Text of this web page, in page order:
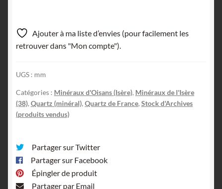
Ajouter à ma liste d’envies (pour facilement les
retrouver dans "Mon compte").
UGS : mm
Catégories : Minéraux d'Oisans (Isère), Minéraux de l'Isère
(38), Quartz (minéral), Quartz de France, Stock d'Archives
(produits vendus)
Partager sur Twitter
Partager sur Facebook
Épingler de produit
Partager par Email